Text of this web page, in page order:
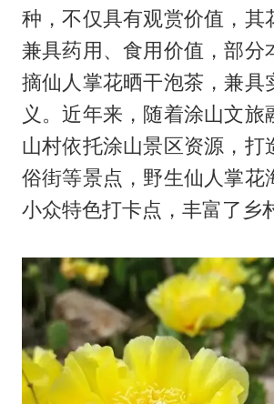
种，不仅具有观赏价值，其
兼具药用、食用价值，部分
摘仙人掌花晒干泡茶，兼具
义。近年来，随着涂山文旅
山村依托涂山景区资源，打
俗街等景点，野生仙人掌花
小众特色打卡点，丰富了乡